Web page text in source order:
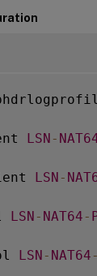
LSN -
LSN -
LSN - NAT64 -
LSN - NAT64 -